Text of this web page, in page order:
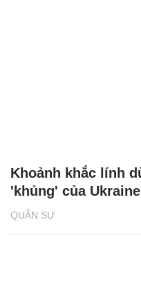
QUÂN SỰ
Khoảnh khắc lính
'khủng' của Ukraine